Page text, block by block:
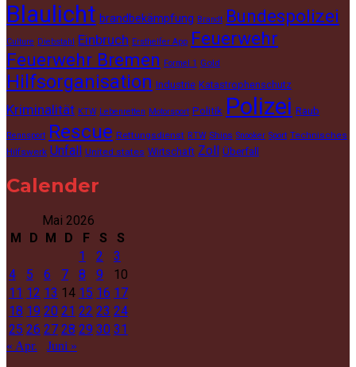
Blaulicht brandbekämpfung Brandt Bundespolizei
Culture Diebstahl Einbruch Ersthelfer App Feuerwehr
Feuerwehr Bremen
Formel 1 Gold
Hilfsorganisation Industrie Katastrophenschutz
Kriminalität KTW Lebenretten Motorsport Politik Polizei Raub
Rennsport Rescue Rettungsdienst RTW Ships Snooker Sport Technisches
Hilfswerk Unfall United states Wirtschaft Zoll Überfall
Calender
Mai 2026
M
D M D F S
S
1
2
3
4
5 6 7 8 9
10
11 12 13 14 15 16 17
18 19 20 21 22 23 24
25 26 27 28 29 30 31
« Apr. Juni »